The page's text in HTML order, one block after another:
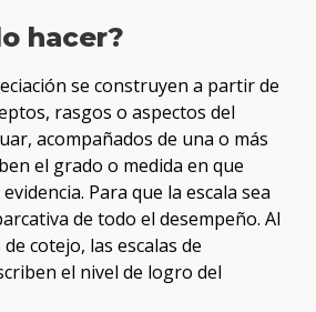
hacer?
se construyen a partir de
rasgos o aspectos del
acompañados de una o más
el grado o medida en que
Para que la escala sea
de todo el desempeño. Al
cotejo, las escalas de
el nivel de logro del